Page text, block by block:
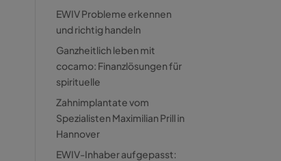
EWIV Probleme erkennen
und richtig handeln
Ganzheitlich leben mit
cocamo: Finanzlösungen für
spirituelle
Zahnimplantate vom
Spezialisten Maximilian Prill in
Hannover
EWIV-Inhaber aufgepasst: